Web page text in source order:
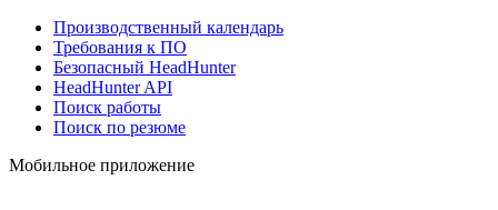
Производственный календарь
Требования к ПО
Безопасный HeadHunter
HeadHunter API
Поиск работы
Поиск по резюме
Мобильное приложение